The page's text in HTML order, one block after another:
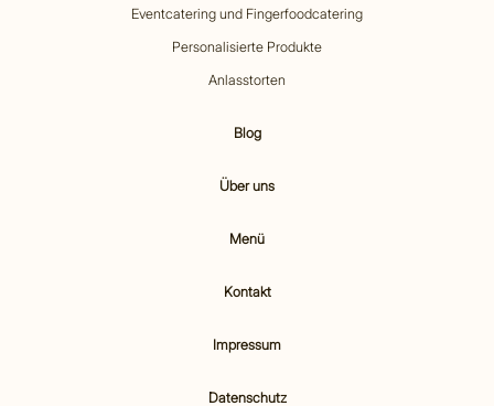
Eventcatering und Fingerfoodcatering
Personalisierte Produkte
Anlasstorten
Blog
Über uns
Menü
Kontakt
Impressum
Datenschutz